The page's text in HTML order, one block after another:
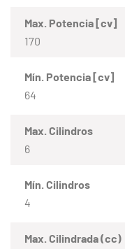
Max. Potencia [cv]
170
Mín. Potencia [cv]
64
Max. Cilindros
6
Mín. Cilindros
4
Max. Cilindrada (cc)